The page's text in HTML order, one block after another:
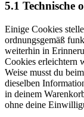
5.1 Technische
Einige Cookies
ordnungsgemäß
weiterhin in
Cookies erleichtern
Weise musst du
dieselben
in deinem
ohne deine